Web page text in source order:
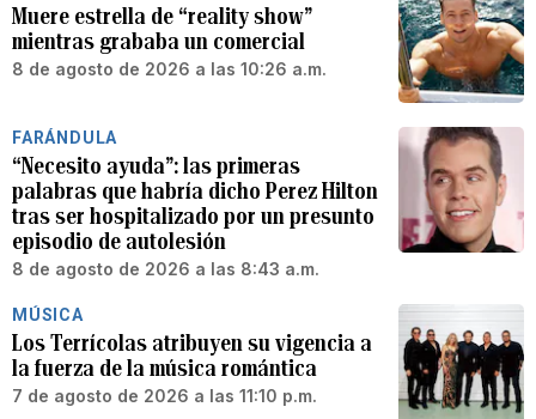
Muere estrella de “reality show”
mientras grababa un comercial
8 de agosto de 2026 a las 10:26 a.m.
FARÁNDULA
“Necesito ayuda”: las primeras
palabras que habría dicho Perez Hilton
tras ser hospitalizado por un presunto
episodio de autolesión
8 de agosto de 2026 a las 8:43 a.m.
MÚSICA
Los Terrícolas atribuyen su vigencia a
la fuerza de la música romántica
7 de agosto de 2026 a las 11:10 p.m.